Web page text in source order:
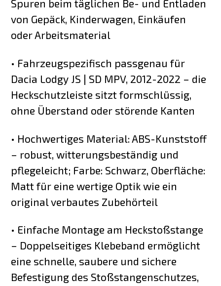
Spuren beim täglichen Be- und Entladen
von Gepäck, Kinderwagen, Einkäufen
oder Arbeitsmaterial
• Fahrzeugspezifisch passgenau für
Dacia Lodgy JS | SD MPV, 2012-2022 – die
Heckschutzleiste sitzt formschlüssig,
ohne Überstand oder störende Kanten
• Hochwertiges Material: ABS-Kunststoff
– robust, witterungsbeständig und
pflegeleicht; Farbe: Schwarz, Oberfläche:
Matt für eine wertige Optik wie ein
original verbautes Zubehörteil
• Einfache Montage am Heckstoßstange
– Doppelseitiges Klebeband ermöglicht
eine schnelle, saubere und sichere
Befestigung des Stoßstangenschutzes,